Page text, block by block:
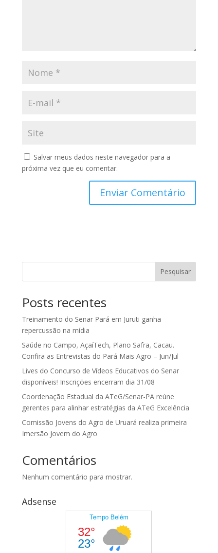
Salvar meus dados neste navegador para a
próxima vez que eu comentar.
Pesquisar
Posts recentes
Treinamento do Senar Pará em Juruti ganha
repercussão na mídia
Saúde no Campo, AçaíTech, Plano Safra, Cacau.
Confira as Entrevistas do Pará Mais Agro – Jun/Jul
Lives do Concurso de Vídeos Educativos do Senar
disponíveis! Inscrições encerram dia 31/08
Coordenação Estadual da ATeG/Senar-PA reúne
gerentes para alinhar estratégias da ATeG Excelência
Comissão Jovens do Agro de Uruará realiza primeira
Imersão Jovem do Agro
Comentários
Nenhum comentário para mostrar.
Adsense